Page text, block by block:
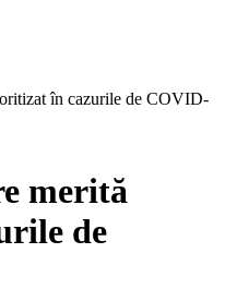
în cazurile de COVID-
merită
de